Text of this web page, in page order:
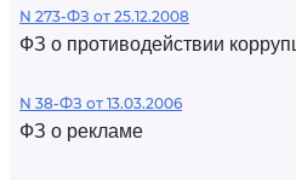
N 273-ФЗ от 25.12.2008
ФЗ о противодействии
N 38-ФЗ от 13.03.2006
ФЗ о рекламе